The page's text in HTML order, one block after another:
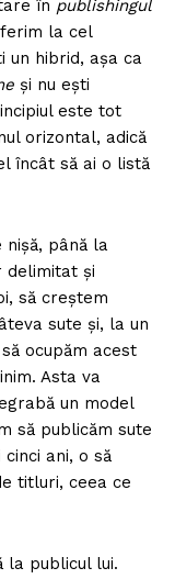
în publishingul
la cel
un hibrid, așa ca
și nu ești
este tot
orizontal, adică
încât să ai o listă
nișă, până la
delimitat şi
să creștem
sute și, la un
ocupăm acest
Asta va
un model
să publicăm sute
ani, o să
titluri, ceea ce
la publicul lui.